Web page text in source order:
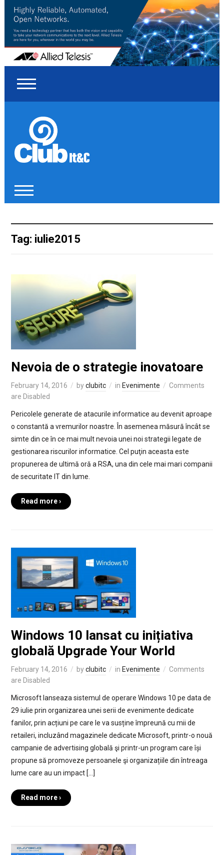
Tag: iulie2015
Nevoia de o strategie inovatoare
February 14, 2016 byclubitc in Evenimente
Comments
are Disabled
Pericolele generate de atacurile informatice au devenit aproape
o constantă a vremurilor noastre. În asemenea măsură încât se
simte din ce în ce mai mult nevoia unei noi strategii legate de
gestionarea riscurilor informatice. Cel puţin aceasta este
propunerea de ultimă oră a RSA, una din cele mai mari companii
de securitate IT din lume.
Read more ›
Windows 10 lansat cu inițiativa
globală Upgrade Your World
February 14, 2016 byclubitc in Evenimente
Comments
are Disabled
Microsoft lanseaza sistemul de operare Windows 10 pe data de
29 iulie prin organizarea unei serii de evenimente dedicate
fanilor, prin acțiuni pe care le va susține împreună cu mii de
retaileri, incluzând magazinele dedicate Microsoft, printr-o nouă
campanie de advertising globală şi printr-un program care își
propune să promoveze persoanele şi organizațiile din întreaga
lume care au un impact […]
Read more ›